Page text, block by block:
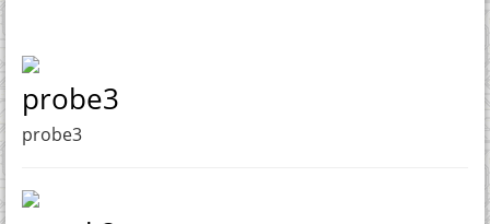
probe3
probe3